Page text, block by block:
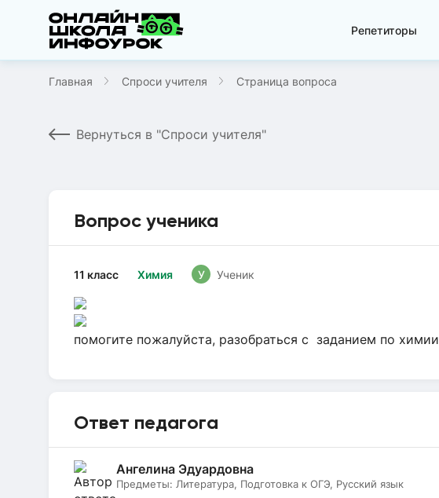
Репетиторы
Главная Спроси учителя Страница вопроса
Вернуться в "Спроси учителя"
Вопрос ученика
Химия
11 класс У Ученик
помогите пожалуйста, разобраться с заданием по химии
Ответ педагога
Ангелина Эдуардовна
Предметы: Литература, Подготовка к ОГЭ, Русский язык